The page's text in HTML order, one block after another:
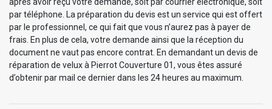
par téléphone. La préparation du devis est un service qui est offert
par le professionnel, ce qui fait que vous n’aurez pas à payer de
frais. En plus de cela, votre demande ainsi que la réception du
document ne vaut pas encore contrat. En demandant un devis de
réparation de velux à Pierrot Couverture 01, vous êtes assuré
d’obtenir par mail ce dernier dans les 24 heures au maximum.